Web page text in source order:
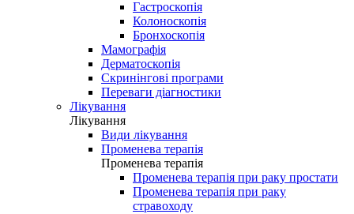
Гастроскопія
Колоноскопія
Бронхоскопія
Мамографія
Дерматоскопія
Скринінгові програми
Переваги діагностики
Лікування
Лікування
Види лікування
Променева терапія
Променева терапія
Променева терапія при раку простати
Променева терапія при раку
стравоходу